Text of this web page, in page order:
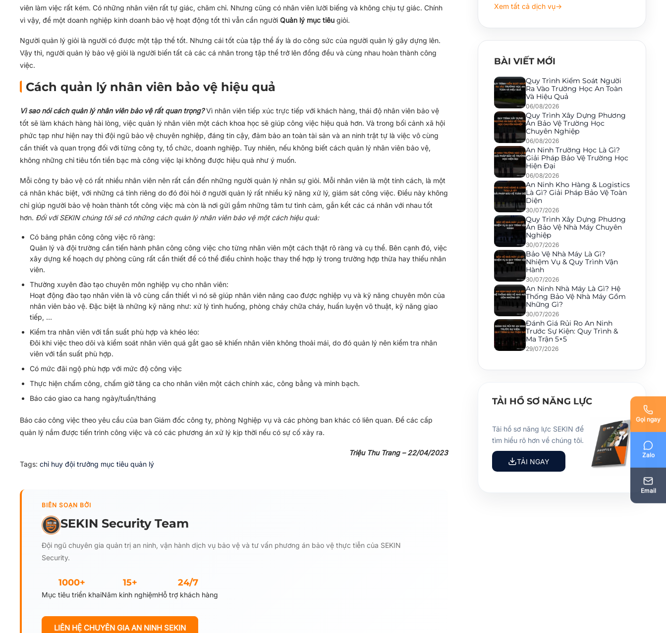
Gọi ngay
Zalo
Email
viên làm việc rất kém. Có những nhân viên rất tự giác, chăm chỉ. Nhưng cũng có nhân viên lười biếng và không chịu tự giác. Chính
vì vậy, để một doanh nghiệp kinh doanh bảo vệ hoạt động tốt thì vẫn cần người Quản lý mục tiêu giỏi.
Người quản lý giỏi là người có được một tập thể tốt. Nhưng cái tốt của tập thể ấy là do công sức của người quản lý gây dựng lên.
Vậy thì, người quản lý bảo vệ giỏi là người biến tất cả các cá nhân trong tập thể trở lên đồng đều và cùng nhau hoàn thành công
việc.
Cách quản lý nhân viên bảo vệ hiệu quả
Vì sao nói cách quản lý nhân viên bảo vệ rất quan trọng?Vì nhân viên tiếp xúc trực tiếp với khách hàng, thái độ nhân viên bảo vệ
tốt sẽ làm khách hàng hài lòng, việc quản lý nhân viên một cách khoa học sẽ giúp công việc hiệu quả hơn. Và trong bối cảnh xã hội
phức tạp như hiện nay thì đội ngũ bảo vệ chuyên nghiệp, đáng tin cậy, đảm bảo an toàn tài sản và an ninh trật tự là việc vô cùng
cần thiết và quan trọng đối với từng công ty, tổ chức, doanh nghiệp. Tuy nhiên, nếu không biết cách quản lý nhân viên bảo vệ,
không những chỉ tiêu tốn tiền bạc mà công việc lại không được hiệu quả như ý muốn.
Mỗi công ty bảo vệ có rất nhiều nhân viên nên rất cần đến những người quản lý nhân sự giỏi. Mỗi nhân viên là một tính cách, là một
cá nhân khác biệt, với những cá tính riêng do đó đòi hỏi ở người quản lý rất nhiều kỹ năng xử lý, giám sát công việc. Điều này không
chỉ giúp người bảo vệ hoàn thành tốt công việc mà còn là nơi gửi gắm những tâm tư tình cảm, gắn kết các cá nhân với nhau tốt
hơn. Đối với SEKIN chúng tôi sẽ có những cách quản lý nhân viên bảo vệ một cách hiệu quả:
Có bảng phân công công việc rõ ràng:
Quản lý và đội trường cần tiến hành phân công công việc cho từng nhân viên một cách thật rõ ràng và cụ thể. Bên cạnh đó, việc
xây dựng kế hoạch dự phòng cũng rất cần thiết để có thể điều chỉnh hoặc thay thế hợp lý trong trường hợp thừa hay thiếu nhân
viên.
Thường xuyên đào tạo chuyên môn nghiệp vụ cho nhân viên:
Hoạt động đào tạo nhân viên là vô cùng cần thiết vì nó sẽ giúp nhân viên nâng cao được nghiệp vụ và kỹ năng chuyên môn của
nhân viên bảo vệ. Đặc biệt là những kỹ năng như: xử lý tình huống, phòng cháy chữa cháy, huấn luyện võ thuật, kỹ năng giao
tiếp, …
Kiểm tra nhân viên với tần suất phù hợp và khéo léo:
Đôi khi việc theo dõi và kiểm soát nhân viên quá gắt gao sẽ khiến nhân viên không thoải mái, do đó quản lý nên kiểm tra nhân
viên với tần suất phù hợp.
Có mức đãi ngộ phù hợp với mức độ công việc
Thực hiện chấm công, chấm giờ tăng ca cho nhân viên một cách chính xác, công bằng và minh bạch.
Báo cáo giao ca hang ngày/tuần/tháng
Báo cáo công việc theo yêu cầu của ban Giám đốc công ty, phòng Nghiệp vụ và các phòng ban khác có liên quan. Để các cấp
quản lý nắm được tiến trình công việc và có các phương án xử lý kịp thời nếu có sự cố xảy ra.
Triệu Thu Trang – 22/04/2023
Tags: chỉ huy đội trưởng mục tiêu quản lý
BIÊN SOẠN BỞI
SEKIN Security Team
Đội ngũ chuyên gia quản trị an ninh, vận hành dịch vụ bảo vệ và tư vấn phương án bảo vệ thực tiễn của SEKIN
Security.
1000+
Mục tiêu triển khai
15+
Năm kinh nghiệm
24/7
Hỗ trợ khách hàng
LIÊN HỆ CHUYÊN GIA AN NINH SEKIN
Xem tất cả dịch vụ→
BÀI VIẾT MỚI
Quy Trình Kiểm Soát Người
Ra Vào Trường Học An Toàn
Và Hiệu Quả
06/08/2026
Quy Trình Xây Dựng Phương
Án Bảo Vệ Trường Học
Chuyên Nghiệp
06/08/2026
An Ninh Trường Học Là Gì?
Giải Pháp Bảo Vệ Trường Học
Hiện Đại
06/08/2026
An Ninh Kho Hàng & Logistics
Là Gì? Giải Pháp Bảo Vệ Toàn
Diện
30/07/2026
Quy Trình Xây Dựng Phương
Án Bảo Vệ Nhà Máy Chuyên
Nghiệp
30/07/2026
Bảo Vệ Nhà Máy Là Gì?
Nhiệm Vụ & Quy Trình Vận
Hành
30/07/2026
An Ninh Nhà Máy Là Gì? Hệ
Thống Bảo Vệ Nhà Máy Gồm
Những Gì?
30/07/2026
Đánh Giá Rủi Ro An Ninh
Trước Sự Kiện: Quy Trình &
Ma Trận 5×5
29/07/2026
TẢI HỒ SƠ NĂNG LỰC
Tải hồ sơ năng lực SEKIN để
tìm hiểu rõ hơn về chúng tôi.
TẢI NGAY